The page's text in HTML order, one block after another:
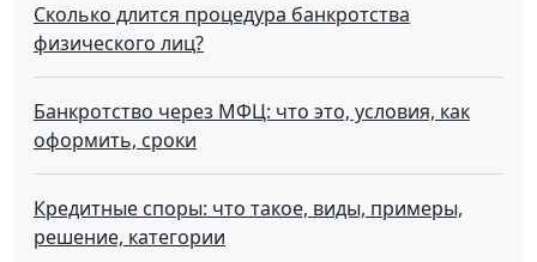
Сколько длится процедура банкротства
физического лиц?
Банкротство через МФЦ: что это, условия, как
оформить, сроки
Кредитные споры: что такое, виды, примеры,
решение, категории